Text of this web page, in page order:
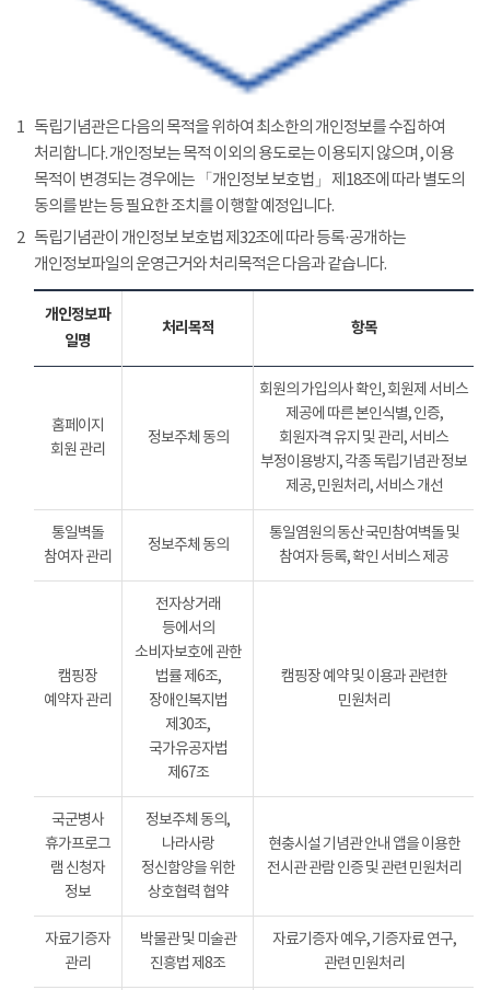
1 독립기념관은 다음의 목적을 위하여 최소한의 개인정보를 수집하여
처리합니다. 개인정보는 목적 이외의 용도로는 이용되지 않으며, 이용
목적이 변경되는 경우에는 「개인정보 보호법」 제18조에 따라 별도의
동의를 받는 등 필요한 조치를 이행할 예정입니다.
2 독립기념관이 개인정보 보호법 제32조에 따라 등록·공개하는
개인정보파일의 운영근거와 처리목적은 다음과 같습니다.
개인정보파
일명
처리목적 항목
홈페이지
회원 관리
정보주체 동의
회원의 가입의사 확인, 회원제 서비스
제공에 따른 본인식별, 인증,
회원자격 유지 및 관리, 서비스
부정이용방지, 각종 독립기념관 정보
제공, 민원처리, 서비스 개선
통일벽돌
참여자 관리
정보주체 동의
통일염원의 동산 국민참여벽돌 및
참여자 등록, 확인 서비스 제공
캠핑장
예약자 관리
전자상거래
등에서의
소비자보호에 관한
법률 제6조,
장애인복지법
제30조,
국가유공자법
제67조
캠핑장 예약 및 이용과 관련한
민원처리
국군병사
휴가프로그
램 신청자
정보
정보주체 동의,
나라사랑
정신함양을 위한
상호협력 협약
현충시설 기념관 안내 앱을 이용한
전시관 관람 인증 및 관련 민원처리
자료기증자
관리
박물관 및 미술관
진흥법 제8조
자료기증자 예우, 기증자료 연구,
관련 민원처리